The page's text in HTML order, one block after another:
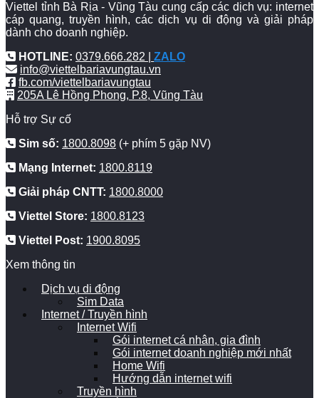
Viettel tỉnh Bà Rịa - Vũng Tàu cung cấp các dịch vụ: internet
cáp quang, truyền hình, các dịch vụ di động và giải pháp
dành cho doanh nghiệp.
HOTLINE: 0379.666.282 | ZALO
info@viettelbariavungtau.vn
fb.com/viettelbariavungtau
205A Lê Hồng Phong, P.8, Vũng Tàu
Hỗ trợ Sự cố
Sim số: 1800.8098 (+ phím 5 gặp NV)
Mạng Internet: 1800.8119
Giải pháp CNTT: 1800.8000
Viettel Store: 1800.8123
Viettel Post: 1900.8095
Xem thông tin
Dịch vụ di động
Sim Data
Internet / Truyền hình
Internet Wifi
Gói internet cá nhân, gia đình
Gói internet doanh nghiệp mới nhất
Home Wifi
Hướng dẫn internet wifi
Truyền hình